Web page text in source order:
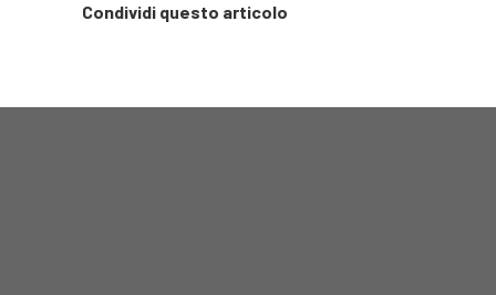
Condividi questo articolo